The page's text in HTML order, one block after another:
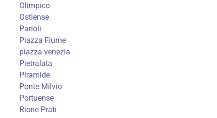
Olimpico
Ostiense
Parioli
Piazza Fiume
piazza venezia
Pietralata
Piramide
Ponte Milvio
Portuense
Rione Prati